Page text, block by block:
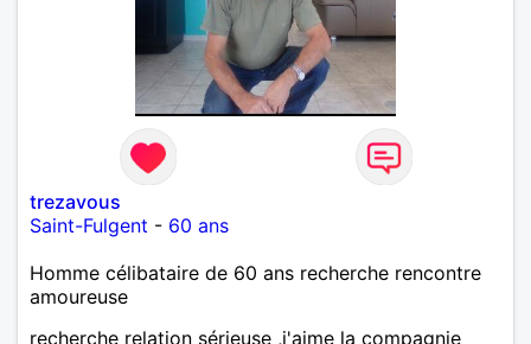
trezavous
Saint-Fulgent - 60 ans
Homme célibataire de 60 ans recherche rencontre
amoureuse
recherche relation sérieuse ,j'aime la compagnie